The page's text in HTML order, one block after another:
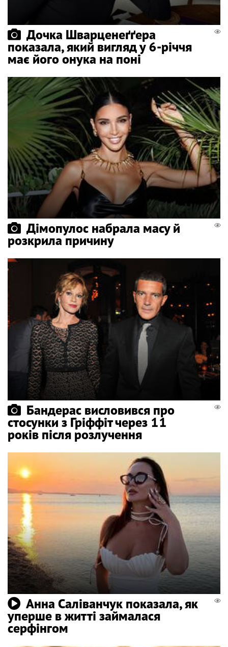
Дочка Шварценеґґера
показала, який вигляд у 6-річчя
має його онука на поні
Дімопулос набрала масу й
розкрила причину
Бандерас висловився про
стосунки з Гріффіт через 11
років після розлучення
Анна Саліванчук показала, як
уперше в житті займалася
серфінгом